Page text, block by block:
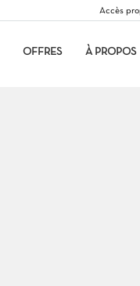
Accès
OFFRES À PROPOS